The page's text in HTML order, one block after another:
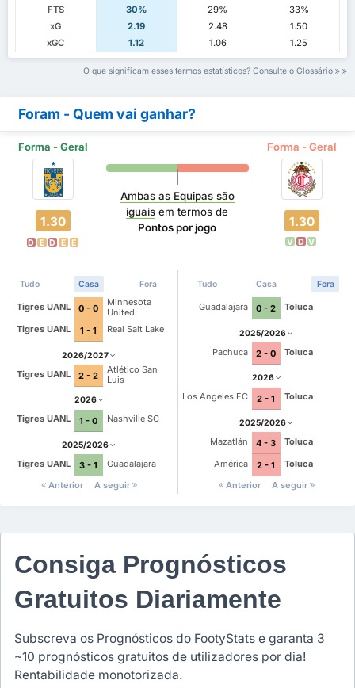
FTS
30% 29%
33%
xG
2.19 2.48
1.50
xGC
1.12 1.06 1.25
O que significam esses termos estatísticos? Consulte o Glossário
Foram - Quem vai ganhar?
Forma - Geral Forma - Geral
1.30
D E D E E
Ambas as Equipas são
iguais em termos de
Pontos por jogo
1.30
V D V
Tudo Casa Fora
Tigres UANL 0 - 0
Minnesota
United
Tigres UANL
1 - 1 Real Salt Lake
2026/2027
Tigres UANL 2 - 2
Atlético San
Luis
2026
Tigres UANL 1 - 0 Nashville SC
2025/2026
Tigres UANL 3 - 1
Guadalajara
Anterior
A seguir
Tudo Casa Fora
Guadalajara 0 - 2 Toluca
2025/2026
Pachuca 2 - 0 Toluca
2026
Los Angeles FC 2 - 1 Toluca
2025/2026
Mazatlán 4 - 3
Toluca
América
2 - 1
Toluca
Anterior
A seguir
Consiga Prognósticos
Gratuitos Diariamente
Subscreva os Prognósticos do FootyStats e garanta 3
~10 prognósticos gratuitos de utilizadores por dia!
Rentabilidade monotorizada.